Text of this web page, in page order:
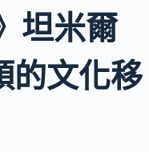
坦米爾
的文化移